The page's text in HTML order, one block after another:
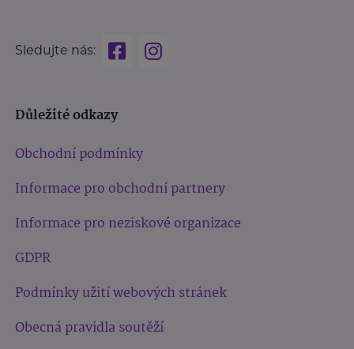
Sledujte nás:
Důležité odkazy
Obchodní podmínky
Informace pro obchodní partnery
Informace pro neziskové organizace
GDPR
Podmínky užití webových stránek
Obecná pravidla soutěží